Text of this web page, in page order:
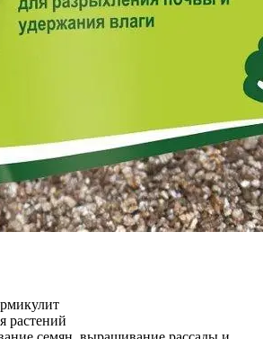
растений